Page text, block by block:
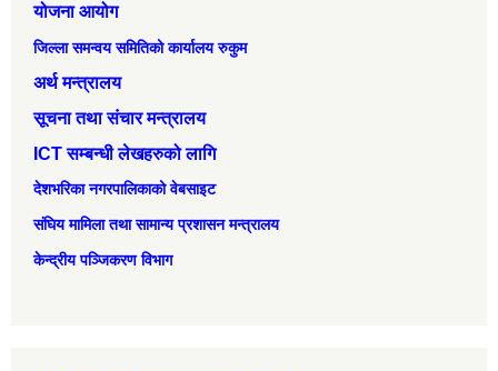
योजना आयोग
जिल्ला समन्वय समितिको कार्यालय रुकुम
अर्थ मन्त्रालय
सूचना तथा संचार मन्त्रालय
ICT सम्बन्धी लेखहरुको लागि
देशभरिका नगरपालिकाको वेबसाइट
संघिय मामिला तथा सामान्‍य प्रशासन मन्त्रालय
केन्द्रीय पञ्जिकरण विभाग